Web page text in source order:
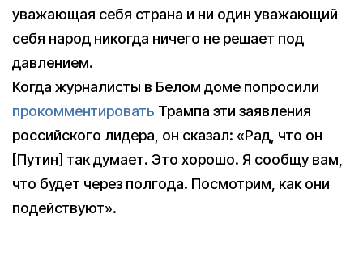
уважающая себя страна и ни один уважающий
себя народ никогда ничего не решает под
давлением.
Когда журналисты в Белом доме попросили
прокомментировать Трампа эти заявления
российского лидера, он сказал: «Рад, что он
[Путин] так думает. Это хорошо. Я сообщу вам,
что будет через полгода. Посмотрим, как они
подействуют».